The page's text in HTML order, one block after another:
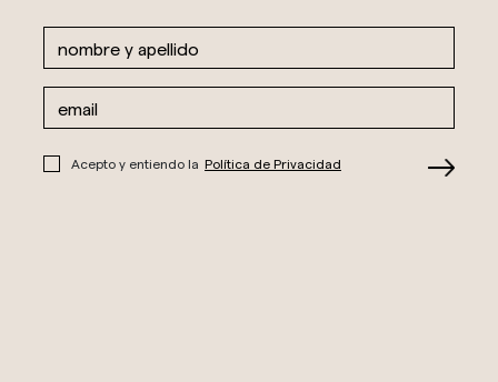
Acepto y entiendo la Política de Privacidad